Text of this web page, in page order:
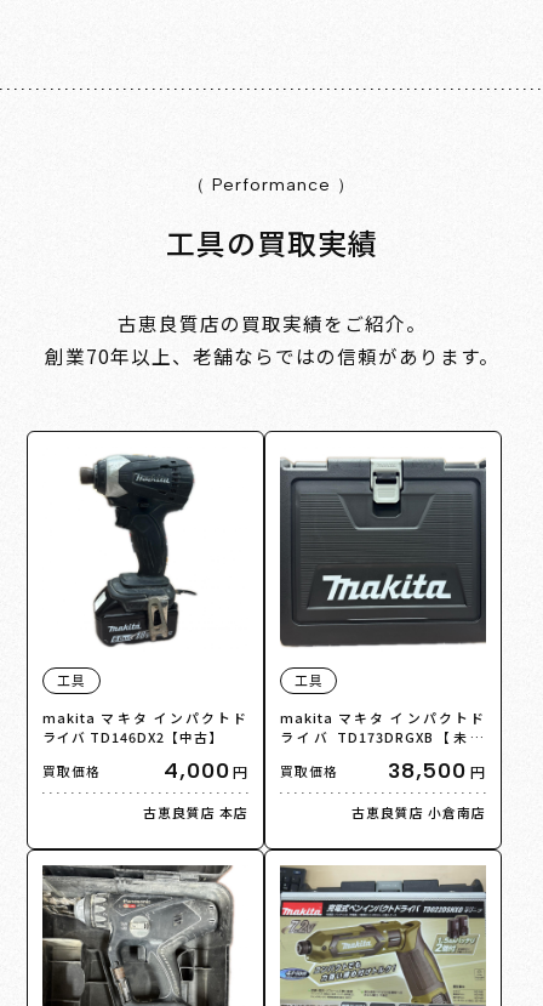
（ Performance ）
工具の買取実績
古恵良質店の買取実績をご紹介。
創業70年以上、老舗ならではの信頼があります。
工具
makita マキタ インパクトド
ライバ TD146DX2【中古】
買取価格
4,000円
古恵良質店 本店
工具
makita マキタ インパクトド
ライバ TD173DRGXB【未使
買取価格
38,500 円
古恵良質店 小倉南店